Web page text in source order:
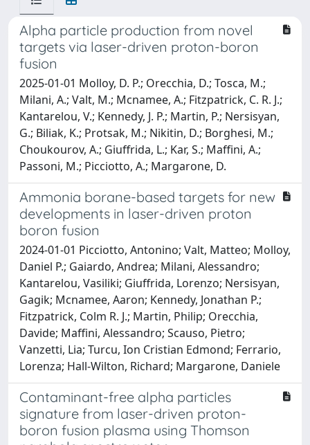
Alpha particle production from novel
targets via laser-driven proton-boron
fusion
2025-01-01 Molloy, D. P.; Orecchia, D.; Tosca, M.;
Milani, A.; Valt, M.; Mcnamee, A.; Fitzpatrick, C. R. J.;
Kantarelou, V.; Kennedy, J. P.; Martin, P.; Nersisyan,
G.; Biliak, K.; Protsak, M.; Nikitin, D.; Borghesi, M.;
Choukourov, A.; Giuffrida, L.; Kar, S.; Maffini, A.;
Passoni, M.; Picciotto, A.; Margarone, D.
Ammonia borane-based targets for new
developments in laser-driven proton
boron fusion
2024-01-01 Picciotto, Antonino; Valt, Matteo; Molloy,
Daniel P.; Gaiardo, Andrea; Milani, Alessandro;
Kantarelou, Vasiliki; Giuffrida, Lorenzo; Nersisyan,
Gagik; Mcnamee, Aaron; Kennedy, Jonathan P.;
Fitzpatrick, Colm R. J.; Martin, Philip; Orecchia,
Davide; Maffini, Alessandro; Scauso, Pietro;
Vanzetti, Lia; Turcu, Ion Cristian Edmond; Ferrario,
Lorenza; Hall-Wilton, Richard; Margarone, Daniele
Contaminant-free alpha particles
signature from laser-driven proton-
boron fusion plasma using Thomson